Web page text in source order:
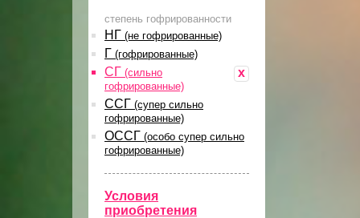
степень гофрированности
НГ (не гофрированные)
Г (гофрированные)
x
СГ (сильно
гофрированные)
ССГ (супер сильно
гофрированные)
ОССГ (особо супер сильно
гофрированные)
Условия
приобретения